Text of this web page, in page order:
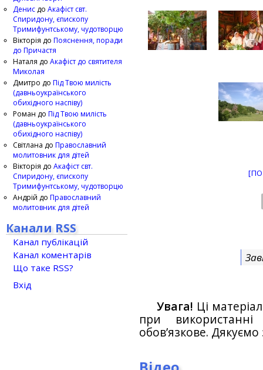
Увага! Ці
при
обов’язкове.
Денис до Акафіст свт.
Спиридону, єпископу
Тримифунтському, чудотворцю
Вікторія до Пояснення, поради
до Причастя
Наталя до Акафіст до святителя
Миколая
Дмитро до Під Твою милість
(давньоукраїнського
обихідного наспіву)
Роман до Під Твою милість
(давньоукраїнського
обихідного наспіву)
Світлана до Православний
молитовник для дітей
Вікторія до Акафіст свт.
Спиридону, єпископу
Тримифунтському, чудотворцю
Андрій до Православний
молитовник для дітей
Канали RSS
Канал публікацій
Канал коментарів
Що таке RSS?
Вхід